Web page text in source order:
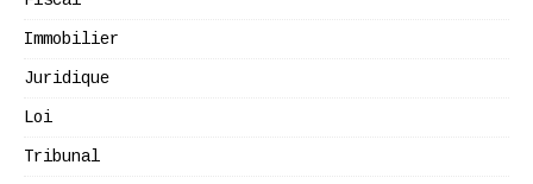
Immobilier
Juridique
Loi
Tribunal